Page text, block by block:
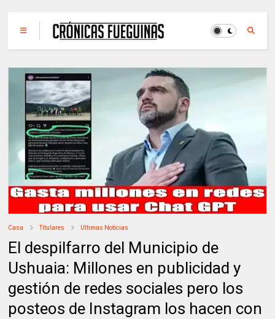
Casa Titulares Ultimas Noticias
El despilfarro del Municipio de
Ushuaia: Millones en publicidad y
gestión de redes sociales pero los
posteos de Instagram los hacen con